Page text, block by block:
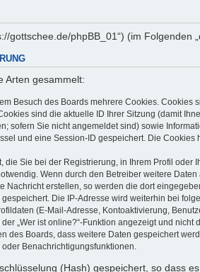
gottschee.de/phpBB_01“) (im
Arten gesammelt:
Besuch des Boards mehrere Cookies.
sind die aktuelle ID Ihrer Sitzung (damit
sofern Sie nicht angemeldet sind) sowie
und eine Session-ID gespeichert. Die
die Sie bei der Registrierung, in Ihrem Profil
Wenn durch den Betreiber weitere
Nachricht erstellen, so werden die dort
Die IP-Adresse wird weiterhin bei
(E-Mail-Adresse, Kontoaktivierung,
„Wer ist online?“-Funktion angezeigt und nicht
des Boards, dass weitere Daten gespeichert
Benachrichtigungsfunktionen.
(Hash) gespeichert, so dass